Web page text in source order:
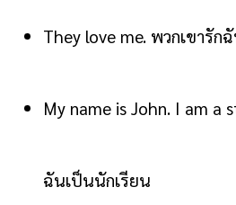
They love me. พวกเขารัก
My name is John. I am
ฉันเป็นนักเรียน